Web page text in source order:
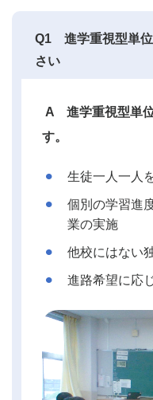
Q1進学重視型単
さい
A 進学重視型単
す。
生徒一人一人
個別の学習進
業の実施
他校にはない
進路希望に応